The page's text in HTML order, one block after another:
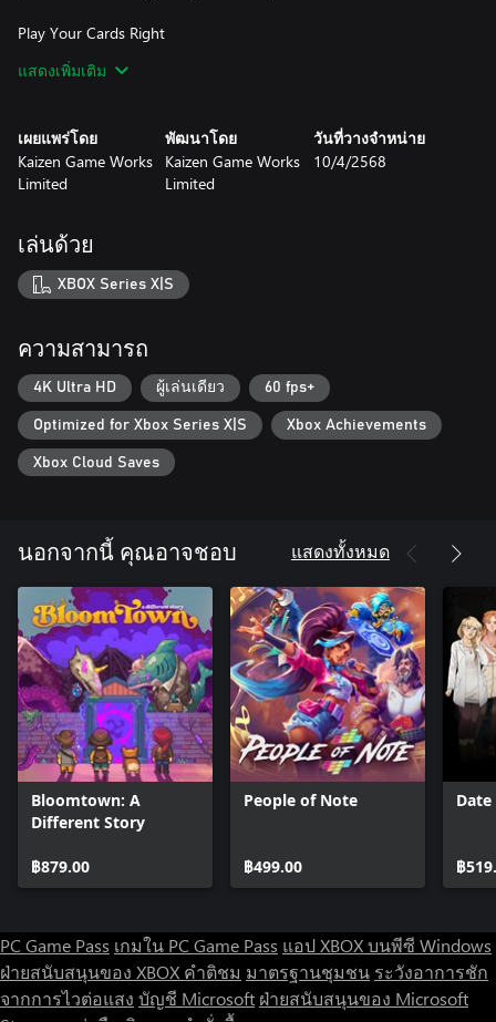
Play Your Cards Right
Sending your mascots out to work is never as easy as it sounds.
Good thing Kaso-Machi is full of intrepid everyday heroes ready
to lend a hand (if you’ve managed to befriend them, of course).
Unlock Hero Cards, featuring Kaso-Machi’s lovable local weirdos
questions), or Mama-San, a bar owner with a serious latex
collection. These heroes will step in to provide help when your
mascots inevitably lose control.
an office managing mascots - he’s on the road in his rusty (but
upgradeable!) Kei Truck. This nifty little ride may look like a heap
of junk, but with a few tweaks, it’ll have nitro boosts, glider wings,
and even the ability to launch Pinky☆ - Michi’s maniacal mascot
assistant - like a missile. Use your truck to explore the strange,
town where literally everything else hates you?!
Crime! Drama! A Walking Finger?!
Exiled after an ambush that left his clan in shambles, Michi finds
himself piecing together the mystery of what really happened,
while the town seems to actively conspire against him. Nightmare
spirits seem a little too interested in your business, and there’s an
ever-present sense that something’s very, very wrong in this
place…
Think you can resist? Think again. The mascots know where you
live. Step into the world of Promise Mascot Agency and claim
your place in this brave new world of mascot domination.
แสดงเพิ่มเติม
เผยแพร่โดย
Kaizen Game Works
Limited
พัฒนาโดย
Kaizen Game Works
Limited
วันที่วางจำหน่าย
10/4/2568
เล่นด้วย
XBOX Series X|S
ความสามารถ
4K Ultra HD ผู้เล่นเดียว 60 fps+
Optimized for Xbox Series X|S Xbox Achievements
Xbox Cloud Saves
นอกจากนี้ คุณอาจชอบ แสดงทั้งหมด
Bloomtown: A
Different Story
฿879.00
People of Note
฿499.00
Date
฿
PC Game Pass เกมใน PC Game Pass แอป XBOX บนพีซี Windows
ฝ่ายสนับสนุนของ XBOX คำติชม มาตรฐานชุมชน ระวังอาการชัก
จากการไวต่อแสง บัญชี Microsoft ฝ่ายสนับสนุนของ Microsoft